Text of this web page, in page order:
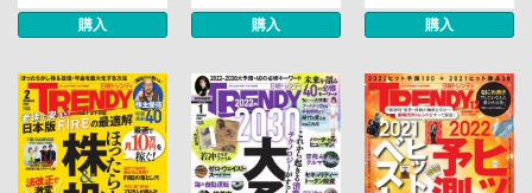
購入 購入 購入